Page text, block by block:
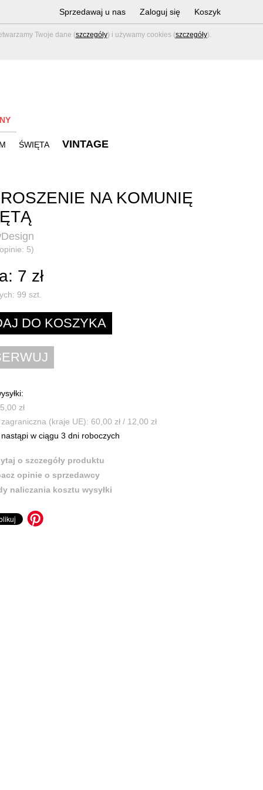
Twoje dane (szczegóły) i używamy cookies (szczegóły).
Sprzedawaj u nas Zaloguj się Koszyk
ŚWIĘTA VINTAGE
NA KOMUNIĘ
5)
7 zł
99 szt.
zł
zagraniczna (kraje UE): 60,00 zł / 12,00 zł
nastąpi w ciągu 3 dni roboczych
o szczegóły produktu
opinie o sprzedawcy
naliczania kosztu wysyłki